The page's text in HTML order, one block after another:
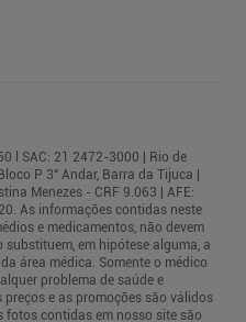
l SAC: 21 2472-3000 | Rio de
P 3° Andar, Barra da Tijuca |
Menezes - CRF 9.063 | AFE:
As informações contidas neste
e medicamentos, não devem
em hipótese alguma, a
área médica. Somente o médico
problema de saúde e
e as promoções são válidos
fotos contidas em nosso site são